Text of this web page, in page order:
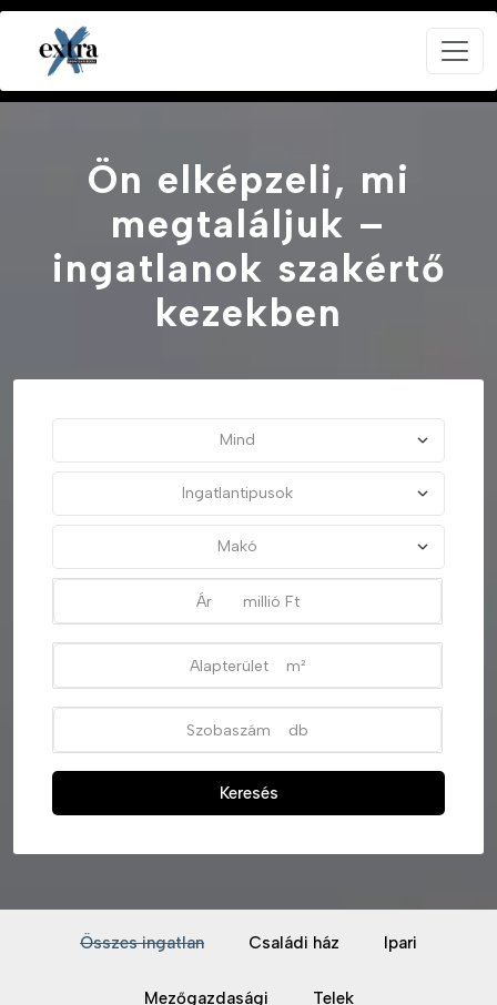
Ön elképzeli, mi
megtaláljuk –
ingatlanok szakértő
kezekben
Keresés
Összes ingatlan Családi ház Ipari
Mezőgazdasági Telek